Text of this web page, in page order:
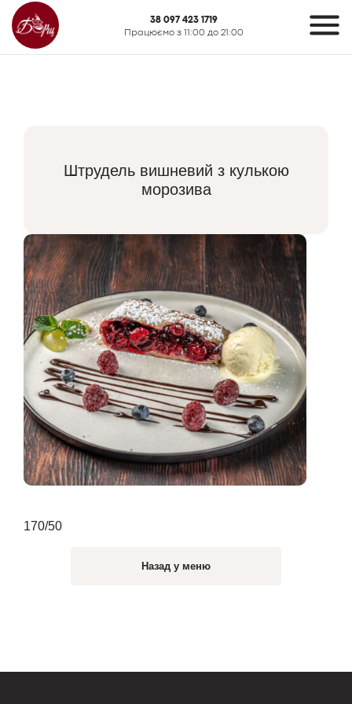
38 097 423 1719
Працюємо з 11:00 до 21:00
Штрудель вишневий з кулькою
морозива
170/50
Назад у меню